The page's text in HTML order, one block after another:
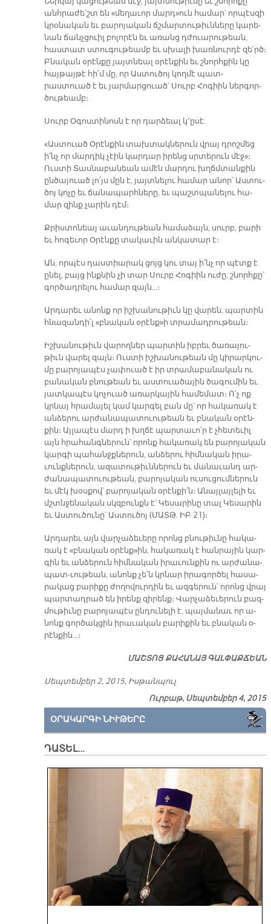
անհ­րա­ժե՛շտ են «մե­ղա­ւոր մարդ»ուն հա­մար՝ որ­պէս­զի
կրօ­նա­կան եւ բա­րո­յա­կան ճշմար­տու­թիւն­նե­րը կա­րե­
նան ճանչ­ցուիլ բո­լո­րէն եւ ա­ռանց դժուա­րու­թեան,
հաս­տատ ստու­գու­թեամբ եւ սխա­լի խառ­նուր­դէ զե՛րծ։
Բնա­կան օ­րէն­քը յայտ­նեալ օ­րէն­քին եւ շնորհ­քին կը
հայ­թայ­թէ հի՛մ մը, որ Աս­տու­ծոյ կող­մէ պատ­
րաստուած է եւ յար­մար­ցուած՝ Սուրբ Հո­գիին ներ­գոր­
ծու­թեամբ։
Սուրբ Օ­գոս­տի­նոսն է որ դար­ձեալ կ՚ը­սէ.
«Աս­տուած Օ­րէն­քին տախ­տակ­նե­րուն վրայ դրոշ­մեց
ի՛նչ որ մար­դիկ չէին կար­դար ի­րենց սրտե­րուն մէջ»։
Ուս­տի Տաս­նա­բա­նեան ա­մէն մար­դու խղճմտան­քին
ըն­ծա­յուած լո՛յս մըն է, յայտ­նե­լու հա­մար ա­նոր՝ Աս­տու­
ծոյ կո­չը եւ ճա­նա­պարհ­նե­րը, եւ պաշտ­պա­նե­լու հա­
մար զինք չա­րին դէմ։
Քրիս­տո­նեայ ա­ւան­դու­թեան հա­մա­ձայն, սուրբ, բա­րի
եւ հո­գե­ւոր Օ­րէն­քը տա­կա­ւին ան­կա­տար է։
Ան, որ­պէս դաս­տիա­րակ ցոյց կու տայ ի՛նչ որ պէտք է
ը­նել, բայց ինք­նին չի տար Սուրբ Հո­գիին ու­ժը, շնորհ­քը՝
գոր­ծադ­րե­լու հա­մար զայն…։
Ար­դա­րեւ ա­նոնք որ իշ­խա­նու­թիւն կը վա­րեն, պար­տին
հնա­զան­դի՛լ «բնա­կան օ­րէնք»ի տրա­մադ­րու­թեան։
Իշ­խա­նու­թիւն վա­րող­ներ պար­տին իբ­րեւ ծա­ռա­յու­
թիւն վա­րել զայն։ Ուս­տի իշ­խա­նու­թեան մը կի­րար­կու­
մը բա­րո­յա­պէս չա­փուած է իր տրա­մա­բա­նա­կան ու
բա­նա­կան բնու­թեան եւ աս­տուա­ծա­յին ծա­գու­մին եւ
յատ­կա­պէս կո­չուած ա­ռար­կա­յին հա­մե­մատ։ Ո՛չ ոք
կրնայ հրա­մա­յել կամ կար­գել բան մը՝ որ հա­կա­ռակ է
ան­ձե­րու ար­ժա­նա­պա­տուու­թեան եւ բնա­կան օ­րէն­
քին։ Այ­լա­պէս մարդ ի խղճէ պար­տա­ւո՛ր է չհե­տե­ւիլ
այն հրա­հանգ­նե­րուն՝ ո­րոնք հա­կա­ռակ են բա­րո­յա­կան
կար­գի պա­հանջք­նե­րուն, ան­ձե­րու հիմ­նա­կան ի­րա­
ւունք­նե­րուն, ա­զա­տու­թիւն­նե­րուն եւ մա­նա­ւանդ ար­
ժա­նա­պա­տուու­թեան, բա­րո­յա­կան ու­սու­ցում­նե­րուն
եւ մէկ խօս­քով՝ բա­րո­յա­կան օ­րէն­քի՛ն։ Ա­նայ­լայ­լե­լի եւ
մշտնջե­նա­կան սկզբունքն է՝ Կե­սա­րի­նը տալ Կե­սա­րին
եւ Աս­տու­ծու­նը՝ Աս­տու­ծոյ (ՄԱՏԹ. ԻԲ 21)։
Ար­դա­րեւ այն վար­չա­ձե­ւե­րը ո­րոնց բնու­թիւ­նը հա­կա­
ռակ է «բնա­կան օ­րէնք»ին, հա­կա­ռակ է հան­րա­յին կար­
գին եւ ան­ձե­րուն հիմ­նա­կան ի­րա­ւուն­քին ու ար­ժա­նա­
պա­տ-ւու­թեան, ա­նոնք չե՛ն կրնար ի­րա­գոր­ծել հա­սա­
րա­կաց բա­րի­քը ժո­ղո­վուր­դին եւ ազ­գե­րուն՝ ո­րոնց վրայ
պար­տադ­րած են ի­րենք զի­րենք։ Վար­չա­ձե­ւե­րուն բազ­
մու­թիւ­նը բա­րո­յա­պէս ըն­դու­նե­լի է, պայ­մա­նաւ որ ա­
նոնք գոր­ծակ­ցին ի­րա­ւա­կան բա­րի­քին եւ բնա­կան օ­
րէն­քին…։
ՄԱՇ­ՏՈՑ ՔԱ­ՀԱ­ՆԱՅ ԳԱԼ­ՓԱՔ­ՃԵԱՆ
Սեպ­տեմ­բեր 2, 2015, Իս­թան­պուլ
Ուրբաթ, Սեպտեմբեր 4, 2015
ՕՐԱԿԱՐԳԻ ՆԻՒԹԵՐԸ
ԴԱՏԵԼ…